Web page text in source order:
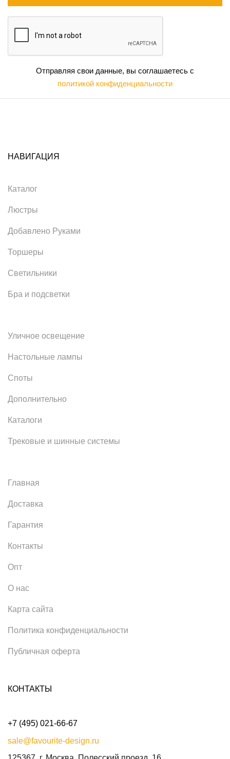
Отправляя свои данные, вы соглашаетесь с
политикой конфиденциальности
НАВИГАЦИЯ
Каталог
Люстры
Добавлено Руками
Торшеры
Светильники
Бра и подсветки
Уличное освещение
Настольные лампы
Споты
Дополнительно
Каталоги
Трековые и шинные системы
Главная
Доставка
Гарантия
Контакты
Опт
О нас
Карта сайта
Политика конфиденциальности
Публичная оферта
КОНТАКТЫ
+7 (495) 021-66-67
sale@favourite-design.ru